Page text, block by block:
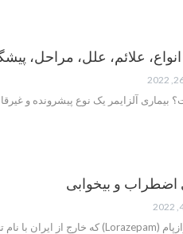
انواع، علائم، علل، مراحل،
بیماری آلزایمر یک نوع پیشرونده و
اضطراب و بیخوابی